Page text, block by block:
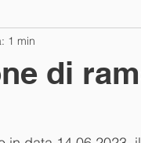
di
1 min